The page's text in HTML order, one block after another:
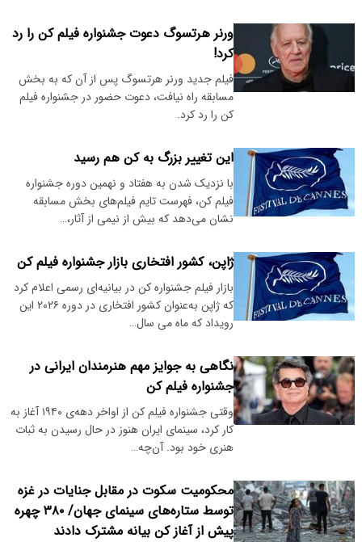
ورنر هرتسوگ دعوت جشنواره فیلم کن را رد
کرد!
فیلم جدید ورنر هرتسوگ پس از آن که به بخش
مسابقه راه نیافت، دعوت حضور در جشنواره فیلم
کن را رد کرد.
این تغییر بزرگ به کن هم رسید
با نزدیک شدن به هفتاد و نهمین دوره جشنواره
فیلم کن، فهرست تایم فیلم‌های بخش مسابقه
نشان می‌دهد که بیش از نیمی از آثار،…
ژاپن، کشور افتخاری بازار جشنواره فیلم کن
بازار فیلم جشنواره کن در بیانیه‌ای رسمی اعلام کرد
که ژاپن به‌عنوان کشور افتخاری در دوره ۲۰۲۶ این
رویداد که ماه می سال…
نگاهی به جوایز مهم هنرمندان ایرانی در
جشنواره فیلم کن
وقتی جشنواره فیلم کن از اواخر دهه‌ی ۱۹۴۰ آغاز به
کار کرد، سینمای ایران هنوز در حال رسیدن به ثبات
هنری خود بود. آن‌چه…
محکومیت سکوت در مقابل جنایات در غزه
توسط ستاره‌های سینمای جهان/ ۳۸۰ چهره
پیش از آغاز کن بیانه مشترک دادند